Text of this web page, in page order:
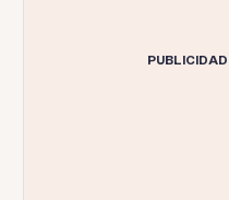
PUBLICIDAD